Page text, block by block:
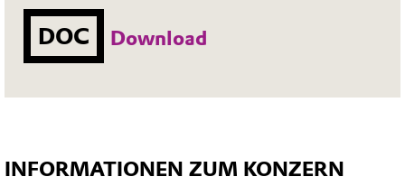
DOC Download
INFORMATIONEN ZUM KONZERN